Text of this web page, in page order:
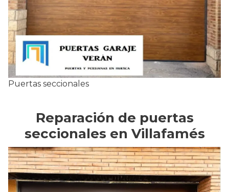
Puertas seccionales
Reparación de puertas
seccionales en Villafamés